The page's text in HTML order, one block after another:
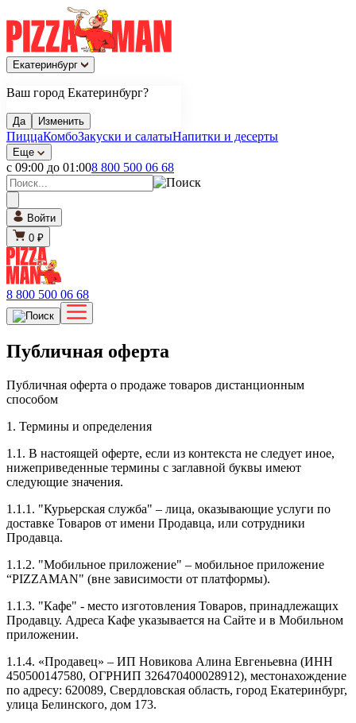
Екатеринбург
Ваш город Екатеринбург?
Да Изменить
ПиццаКомбоЗакуски и салатыНапитки и десерты
Еще
с 09:00 до 01:008 800 500 06 68
Войти
0 ₽
8 800 500 06 68
Публичная оферта
Публичная оферта о продаже товаров дистанционным
способом
1. Термины и определения
1.1. В настоящей оферте, если из контекста не следует иное,
нижеприведенные термины с заглавной буквы имеют
следующие значения.
1.1.1. "Курьерская служба" – лица, оказывающие услуги по
доставке Товаров от имени Продавца, или сотрудники
Продавца.
1.1.2. "Мобильное приложение" – мобильное приложение
“PIZZAMAN" (вне зависимости от платформы).
1.1.3. "Кафе" - место изготовления Товаров, принадлежащих
Продавцу. Адреса Кафе указывается на Сайте и в Мобильном
приложении.
1.1.4. «Продавец» – ИП Новикова Алина Евгеньевна (ИНН
450500147580, ОГРНИП 326470400028912), местонахождение
по адресу: 620089, Свердловская область, город Екатеринбург,
улица Белинского, дом 173.